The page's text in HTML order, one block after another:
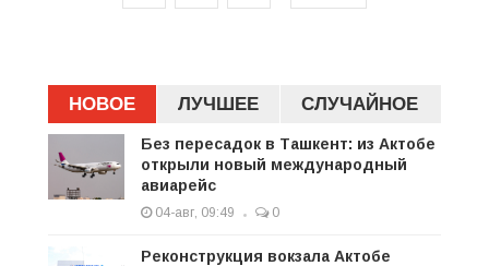
НОВОЕ ЛУЧШЕЕ СЛУЧАЙНОЕ
Без пересадок в Ташкент: из Актобе
открыли новый международный
авиарейс
04-авг, 09:49 0
Реконструкция вокзала Актобе